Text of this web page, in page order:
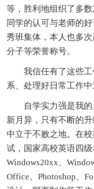
等，胜利地组织了多
同学的认可与老师的
秀班集体，本人也多
分子等荣誉称号。
我信任有了这些工
系、处理好日常工作中
自学实力强是我的
新月异，只有不断的
中立于不败之地。在
试，国家高校英语四级
Windows20xx、
Office、Photoshop、